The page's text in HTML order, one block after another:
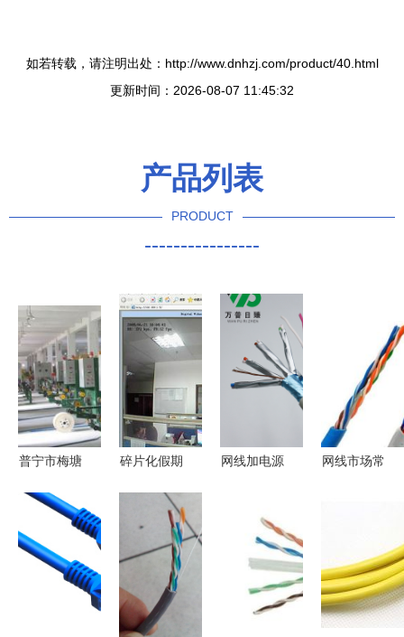
如若转载，请注明出处：http://www.dnhzj.com/product/40.html
更新时间：2026-08-07 11:45:32
产品列表
PRODUCT
----------------
普宁市梅塘
通信线缆领
域的匠心制
造者
碎片化假期
生指南
网线加电源
监控布线的
革新选择
网线市场常